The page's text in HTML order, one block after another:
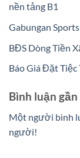
nền tảng B1
Gabungan
BĐS Dòng Tiền
Báo Giá Đặt
Bình luận
Một người bình
người!